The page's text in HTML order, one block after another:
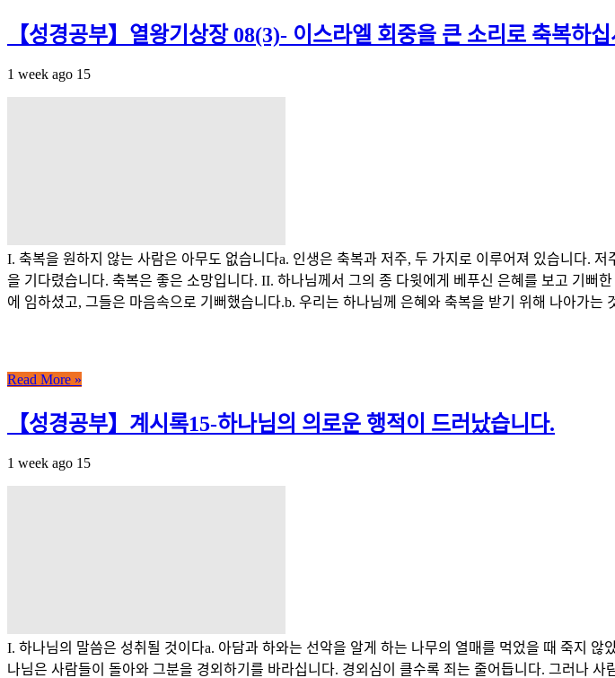
【성경공부】열왕기상장 08(3)- 이스라엘 회중을 큰 소리로 축복하십
1 week ago 15
I. 축복을 원하지 않는 사람은 아무도 없습니다a. 인생은 축복과 저주, 두 가지로 이루어져 있습니다.
을 기다렸습니다. 축복은 좋은 소망입니다. II. 하나님께서 그의 종 다윗에게 베푸신 은혜를 보고 기뻐
에 임하셨고, 그들은 마음속으로 기뻐했습니다.b. 우리는 하나님께 은혜와 축복을 받기 위해 나아가는
Read More »
【성경공부】계시록15-하나님의 의로운 행적이 드러났습니다.
1 week ago 15
I. 하나님의 말씀은 성취될 것이다a. 아담과 하와는 선악을 알게 하는 나무의 열매를 먹었을 때 죽지
나님은 사람들이 돌아와 그분을 경외하기를 바라십니다. 경외심이 클수록 죄는 줄어듭니다. 그러나